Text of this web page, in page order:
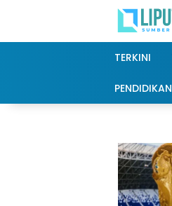
TERKINI
PENDIDIKAN